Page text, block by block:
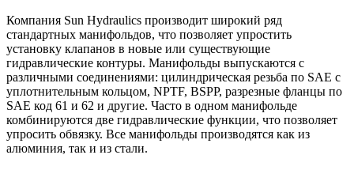
Компания Sun Hydraulics производит широкий ряд
стандартных манифольдов, что позволяет упростить
установку клапанов в новые или существующие
гидравлические контуры. Манифольды выпускаются с
различными соединениями: цилиндрическая резьба по SAE с
уплотнительным кольцом, NPTF, BSPP, разрезные фланцы по
SAE код 61 и 62 и другие. Часто в одном манифольде
комбинируются две гидравлические функции, что позволяет
упросить обвязку. Все манифольды производятся как из
алюминия, так и из стали.